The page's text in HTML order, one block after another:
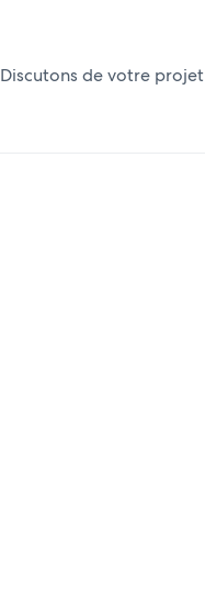
Discutons de votre projet